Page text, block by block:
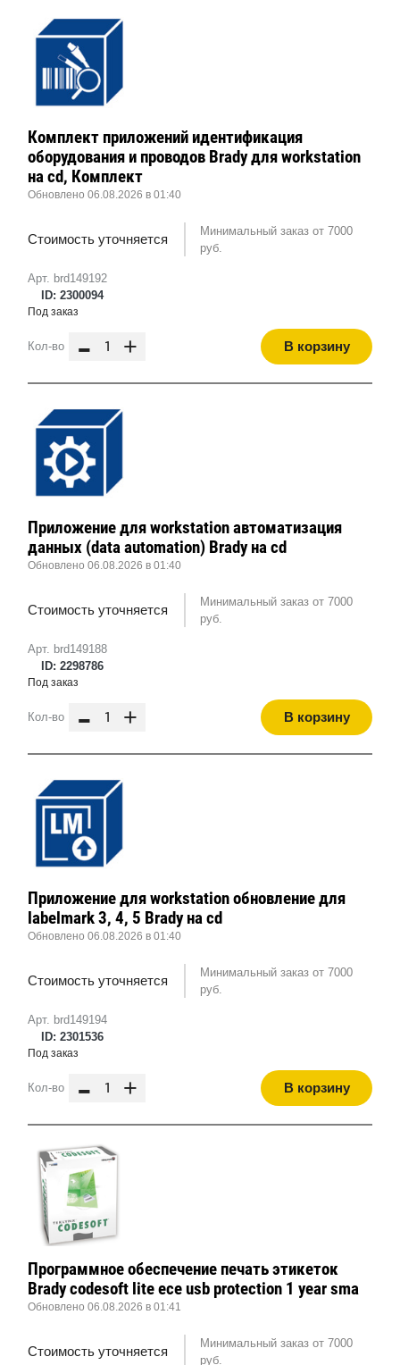
Арт. brd149192
ID: 2300094
Комплект приложений идентификация
оборудования и проводов Brady для workstation
на cd, Комплект
Обновлено 06.08.2026 в 01:40
Стоимость уточняется
Минимальный заказ от 7000
руб.
Под заказ
Кол-во - + В корзину
Арт. brd149188
ID: 2298786
Приложение для workstation автоматизация
данных (data automation) Brady на cd
Обновлено 06.08.2026 в 01:40
Стоимость уточняется
Минимальный заказ от 7000
руб.
Под заказ
Кол-во - + В корзину
Арт. brd149194
ID: 2301536
Приложение для workstation обновление для
labelmark 3, 4, 5 Brady на cd
Обновлено 06.08.2026 в 01:40
Стоимость уточняется
Минимальный заказ от 7000
руб.
Под заказ
Кол-во - + В корзину
Программное обеспечение печать этикеток
Brady codesoft lite ece usb protection 1 year sma
Обновлено 06.08.2026 в 01:41
Стоимость уточняется
Минимальный заказ от 7000
руб.